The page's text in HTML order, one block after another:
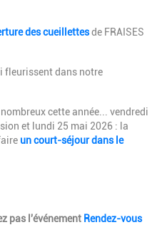
des cueillettesde FRAISES
fleurissent dans notre
cette année... vendredi
et lundi 25 mai 2026 : la
un court-séjour dans le
pas l'événement Rendez-vous